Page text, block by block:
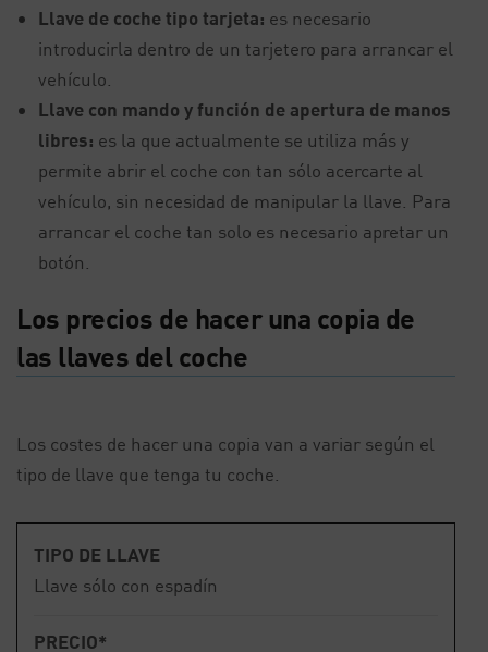
Llave de coche tipo tarjeta: es necesario
introducirla dentro de un tarjetero para arrancar el
vehículo.
Llave con mando y función de apertura de manos
libres: es la que actualmente se utiliza más y
permite abrir el coche con tan sólo acercarte al
vehículo, sin necesidad de manipular la llave. Para
arrancar el coche tan solo es necesario apretar un
botón.
Los precios de hacer una copia de
las llaves del coche
Los costes de hacer una copia van a variar según el
tipo de llave que tenga tu coche.
TIPO DE LLAVE
Llave sólo con espadín
PRECIO*